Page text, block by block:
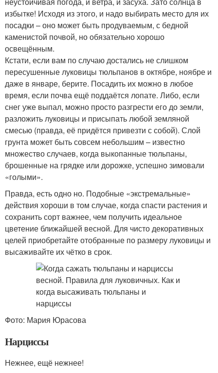
избытке! Исходя из этого, и надо выбирать место для их
посадки – оно может быть продуваемым, с бедной
каменистой почвой, но обязательно хорошо
освещённым.
Кстати, если вам по случаю достались не слишком
пересушенные луковицы тюльпанов в октябре, ноябре и
даже в январе, берите. Посадить их можно в любое
время, если почва ещё поддаётся лопате. Либо, если
снег уже выпал, можно просто разгрести его до земли,
разложить луковицы и присыпать любой земляной
смесью (правда, её придётся привезти с собой). Слой
грунта может быть совсем небольшим – известно
множество случаев, когда выкопанные тюльпаны,
брошенные на грядке или дорожке, успешно зимовали
«голыми».
Правда, есть одно но. Подобные «экстремальные»
действия хороши в том случае, когда спасти растения и
сохранить сорт важнее, чем получить идеальное
цветение ближайшей весной. Для чисто декоративных
целей приобретайте отобранные по размеру луковицы и
высаживайте их чётко в срок.
Фото: Мария Юрасова
Нарциссы
Нежнее, ещё нежнее!